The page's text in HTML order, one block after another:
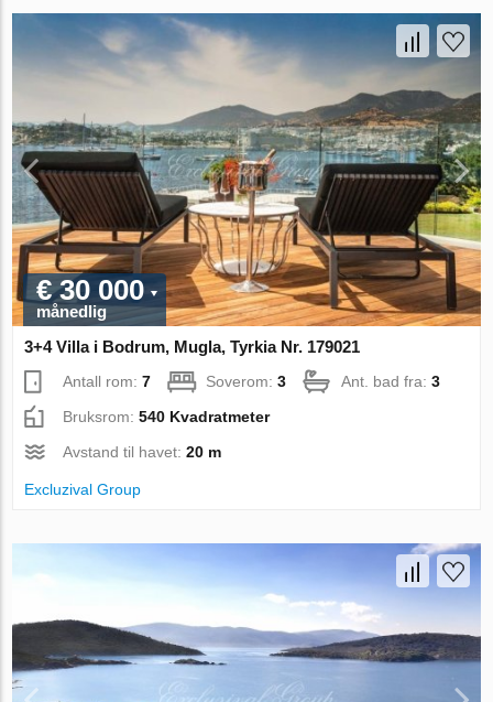
€ 30 000
månedlig
3+4 Villa i Bodrum, Mugla, Tyrkia Nr. 179021
Antall rom:7 Soverom:3 Ant. bad fra:3
Bruksrom:540 Kvadratmeter
Avstand til havet:20 m
Excluzival Group